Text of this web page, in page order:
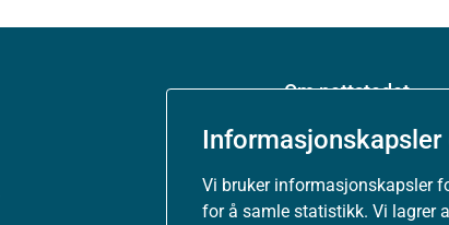
Vi bruker informasjonskapsler
for å samle statistikk. Vi lagrer
Om nettstedet
Personvernerklæring